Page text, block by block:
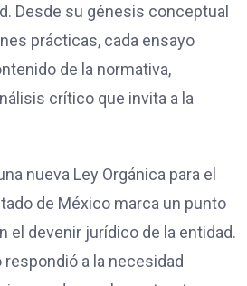
Desde su génesis conceptual
prácticas, cada ensayo
de la normativa,
crítico que invita a la
nueva Ley Orgánica para el
de México marca un punto
el devenir jurídico de la entidad.
a la necesidad